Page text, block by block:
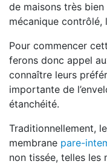
de maisons très
mécanique contrôlé,
Pour commencer
ferons donc appel
connaître leurs
importante de
étanchéité.
Traditionnellement,
membrane pare-
non tissée, telles les